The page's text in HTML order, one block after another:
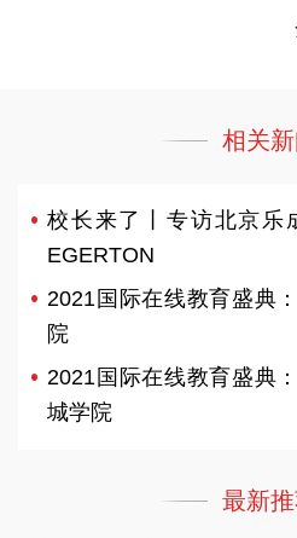
相关
校长来了丨专访北京乐
EGERTON
2021国际在线教育盛典
院
2021国际在线教育盛典
城学院
最新